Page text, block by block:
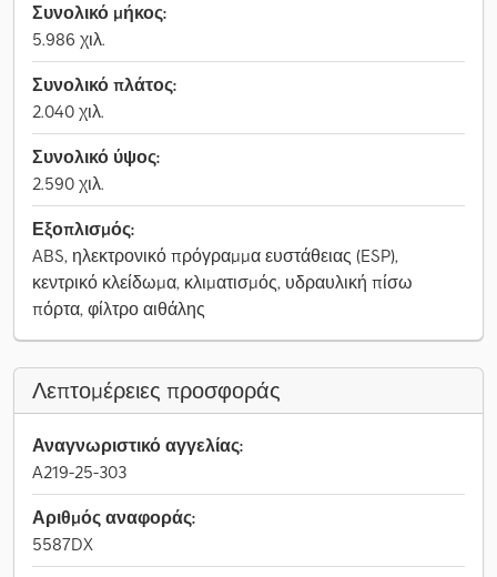
Συνολικό μήκος:
5.986 χιλ.
Συνολικό πλάτος:
2.040 χιλ.
Συνολικό ύψος:
2.590 χιλ.
Εξοπλισμός:
ABS, ηλεκτρονικό πρόγραμμα ευστάθειας (ESP),
κεντρικό κλείδωμα, κλιματισμός, υδραυλική πίσω
πόρτα, φίλτρο αιθάλης
Λεπτομέρειες προσφοράς
Αναγνωριστικό αγγελίας:
A219-25-303
Αριθμός αναφοράς:
5587DX